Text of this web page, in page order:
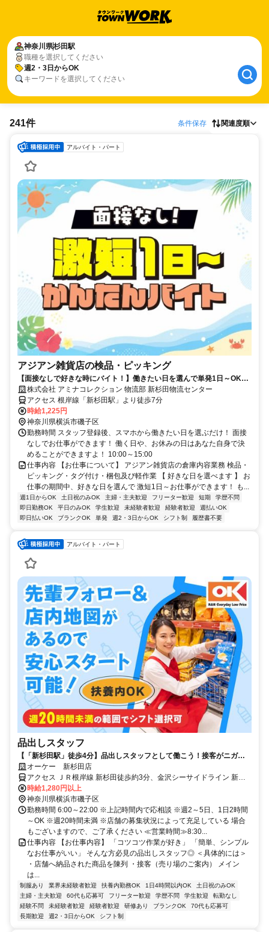
神奈川県杉田駅
職種を選択してください
週2・3日からOK
キーワードを選択してください
241件 条件保存 関連度順
アルバイト・パート
アジアン雑貨店の検品・ピッキング
【面接なしで好きな時にバイト！】働きたい日を選んで単発1日～OK！
お給料は即日払いでお財布も安心♪
株式会社 アミナコレクション 物流部 新杉田物流センター
アクセス 根岸線「新杉田駅」より徒歩7分
時給1,225円
神奈川県横浜市磯子区
勤務時間 スタッフ登録後、スマホから働きたい日を選ぶだけ！ 面接
なしでお仕事ができます！ 働く日や、お休みの日はあなた自身で決
めることができますよ！ 10:00～15:00
仕事内容 【お仕事について】 アジアン雑貨店の倉庫内容業務 検品・
ピッキング・タグ付け・梱包及び軽作業 【 好きな日を選べます 】 お
仕事の期間中、好きな日を選んで 激短1日～お仕事ができます！ も...
週1日からOK 土日祝のみOK 主婦・主夫歓迎 フリーター歓迎 短期
学歴不問
即日勤務OK
平日のみOK 学生歓迎 未経験者歓迎 経験者歓迎
週払いOK
即日払いOK
ブランクOK 単発 週2・3日からOK シフト制 履歴書不要
アルバイト・パート
品出しスタッフ
【「新杉田駅」徒歩4分】品出しスタッフとして働こう！接客がニガテ
でも安心のシンプル作業！
オーケー 新杉田店
アクセス ＪＲ根岸線 新杉田徒歩約3分、金沢シーサイドライン 新杉
田徒歩約3分、京急本線 杉田（神奈川県）東口徒歩約8分 「新杉田
駅」徒歩約4分「杉田駅」徒歩8分
時給1,280円以上
神奈川県横浜市磯子区
勤務時間 6:00～22:00 ※上記時間内で応相談 ※週2～5日、1日2時間
～OK ※週20時間未満 ※店舗の募集状況によって充足している 場合
もございますので、ご了承ください ≪営業時間≫8:30...
仕事内容 【お仕事内容】 「コツコツ作業が好き」 「簡単、シンプル
なお仕事がいい」 そんな方必見の品出しスタッフ◎ ＜具体的には＞
・店舗へ納品された商品を陳列 ・接客（売り場のご案内） メイン
は...
制服あり 業界未経験者歓迎 扶養内勤務OK 1日4時間以内OK
土日祝のみOK
主婦・主夫歓迎
60代も応募可 フリーター歓迎 学歴不問 学生歓迎
転勤なし
経験不問
未経験者歓迎 経験者歓迎 研修あり ブランクOK
70代も応募可
長期歓迎
週2・3日からOK シフト制